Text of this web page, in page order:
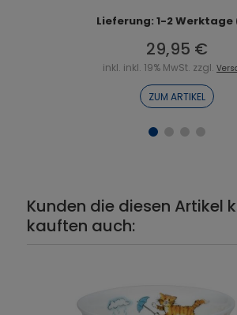
Lieferung: 1-2 Werktage
29,95 €
inkl. inkl. 19% MwSt. zzgl.
ZUM ARTIKEL
Kunden die diesen Artikel
kauften auch: